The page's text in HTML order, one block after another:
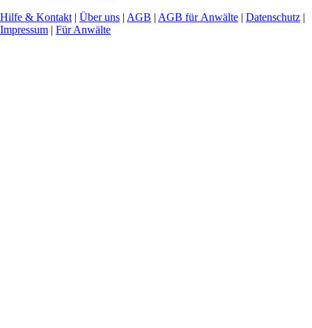
Hilfe & Kontakt | Über uns | AGB | AGB für Anwälte | Datenschutz |
Impressum | Für Anwälte